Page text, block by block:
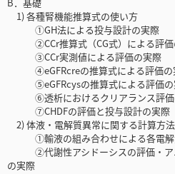
1) 各種腎機能推算式の使い方
①GH法による投与設計の実際
②CCr推算式（CG式）による評価
③CCr実測値による評価の実際
④eGFRcreの推算式による評価の
⑤eGFRcysの推算式による評価の
⑥透析におけるクリアランス評価
⑦CHDFの評価と投与設計の実際
2) 体液・電解質異常に関する計算方法
①輸液の組み合わせによる各電解
②代謝性アシドーシスの評価・ア
の実際